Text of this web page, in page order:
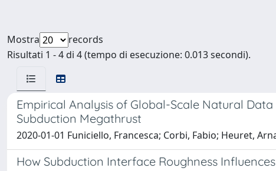
Mostra
records
Risultati 1 - 4 di 4 (tempo di esecuzione: 0.013 secondi).
Empirical Analysis of Global-Scale Natural
Subduction Megathrust
2020-01-01 Funiciello, Francesca; Corbi, Fabio; Heuret,
How Subduction Interface Roughness